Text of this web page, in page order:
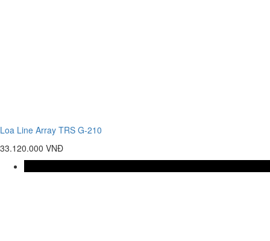
Loa Line Array TRS G-210
33.120.000 VNĐ